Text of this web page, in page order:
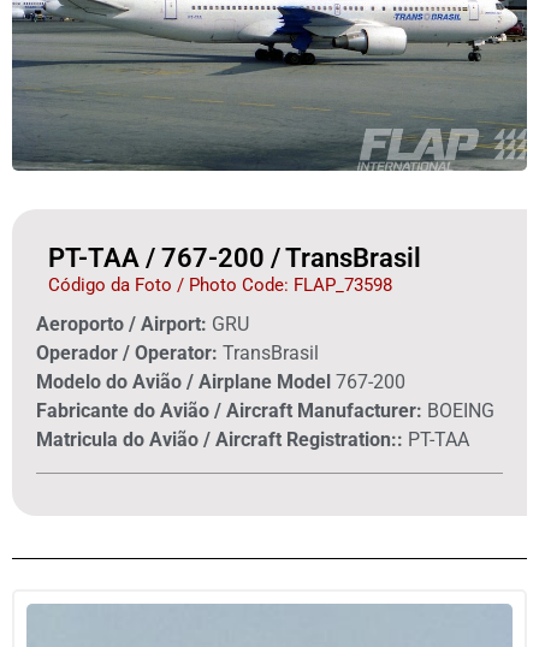
PT-TAA / 767-200 / TransBrasil
Código da Foto / Photo Code: FLAP_73598
Aeroporto / Airport: GRU
Operador / Operator: TransBrasil
Modelo do Avião / Airplane Model 767-200
Fabricante do Avião / Aircraft Manufacturer: BOEING
Matricula do Avião / Aircraft Registration:: PT-TAA